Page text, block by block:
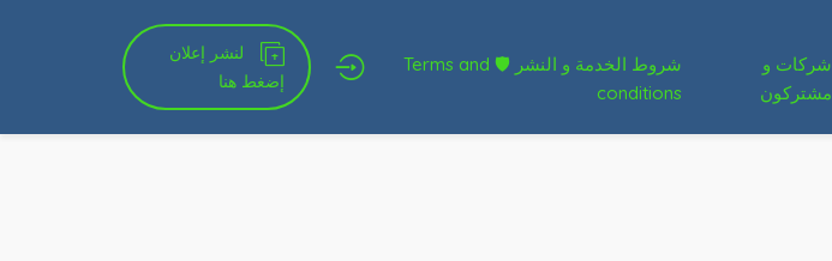
شركات و
مشتركون
شروط الخدمة و النشر 🛡 Terms and
conditions
لنشر إعلان
إضغط هنا